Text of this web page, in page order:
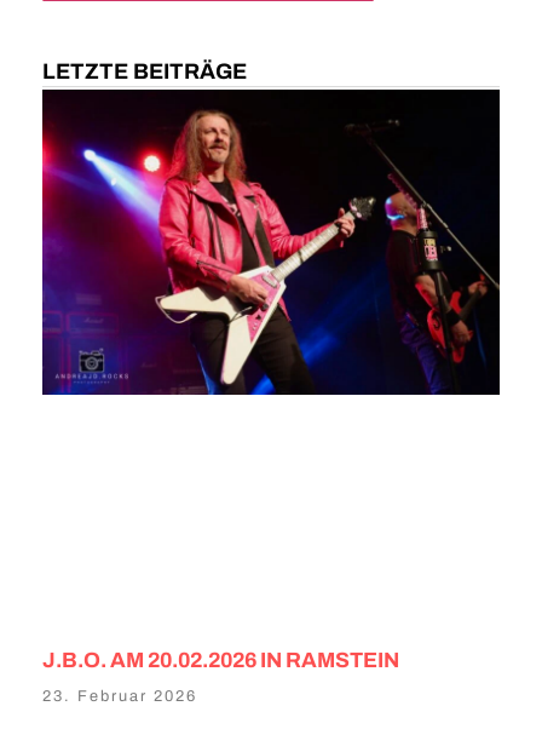
LETZTE BEITRÄGE
J.B.O. AM 20.02.2026 IN RAMSTEIN
23. Februar 2026